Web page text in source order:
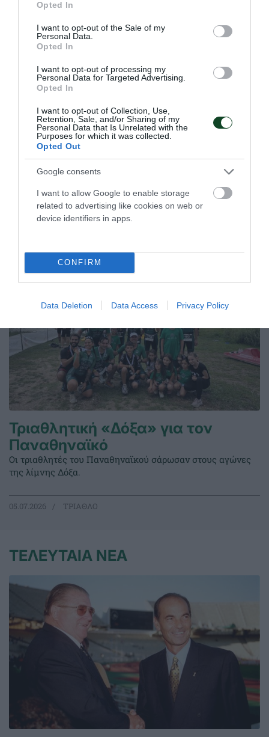
use your data for below specified purposes in below Google
consent section.
Opted In
I want to opt-out of the Sale of my
Personal Data.
Opted In
I want to opt-out of processing my
Personal Data for Targeted Advertising.
Opted In
I want to opt-out of Collection, Use,
Retention, Sale, and/or Sharing of my
Personal Data that Is Unrelated with the
Purposes for which it was collected.
Opted Out
Google consents
I want to allow Google to enable storage
related to advertising like cookies on web or
device identifiers in apps.
CONFIRM
Data Deletion Data Access Privacy Policy
Πράσινη παρουσία στον Καναδά!
Ο Γεώργιος Κουίνης εκπροσώπησε τον Παναθηναϊκό στο
Bracebridge Olympic Triathlon στο Οντάριο.
Τριαθλητική «Δόξα» για τον
Παναθηναϊκό
Οι τριαθλητές του Παναθηναϊκού σάρωσαν στους αγώνες
της λίμνης Δόξα.
05.07.2026 ΤΡΙΑΘΛΟ
ΤΕΛΕΥΤΑΙΑ ΝΕΑ